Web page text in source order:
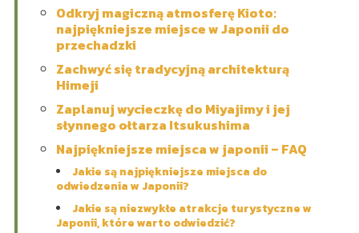
Odkryj magiczną atmosferę Kioto:
najpiękniejsze miejsce w Japonii do
przechadzki
Zachwyć się tradycyjną architekturą
Himeji
Zaplanuj wycieczkę do Miyajimy i jej
słynnego ołtarza Itsukushima
Najpiękniejsze miejsca w japonii – FAQ
Jakie są najpiękniejsze miejsca do
odwiedzenia w Japonii?
Jakie są niezwykłe atrakcje turystyczne w
Japonii, które warto odwiedzić?